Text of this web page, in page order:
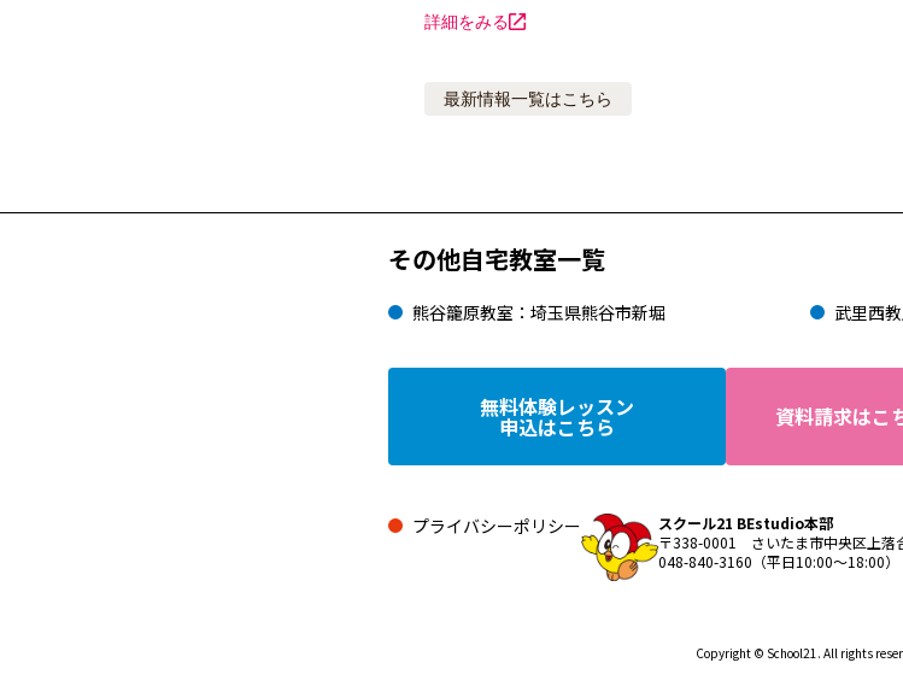
詳細をみる
最新情報一覧はこちら
その他自宅教室一覧
熊谷籠原教室：埼玉県熊谷市新堀 武里西
無料体験レッスン
申込はこちら 資料請求はこ
プライバシーポリシー
スクール21 BEstudio本部
〒338-0001 さいたま市中央区上落
048-840-3160（平日10:00～18:00）
Copyright © School21. All rights